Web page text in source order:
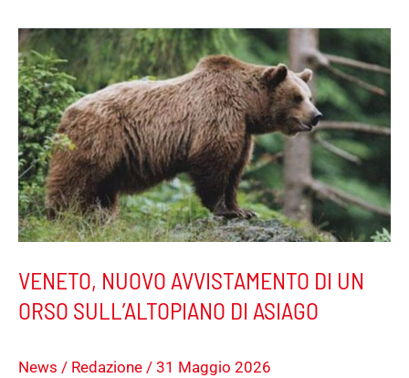
VENETO, NUOVO AVVISTAMENTO DI UN
ORSO SULL’ALTOPIANO DI ASIAGO
News / Redazione / 31 Maggio 2026
VENETO,
NUOVO
AVVISTAMENTO
DI
UN
ORSO
SULL’ALTOPIANO
DI
ASIAGO